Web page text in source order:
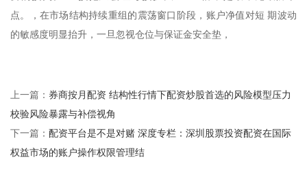
点。，在市场结构持续重组的震荡窗口阶段，账户净值对短 期波动
的敏感度明显抬升，一旦忽视仓位与保证金安全垫，
上一篇： 券商按月配资 结构性行情下配资炒股首选的风险模型压力
校验风险暴露与补偿视角
下一篇： 配资平台是不是对赌 深度专栏：深圳股票投资配资在国际
权益市场的账户操作权限管理结